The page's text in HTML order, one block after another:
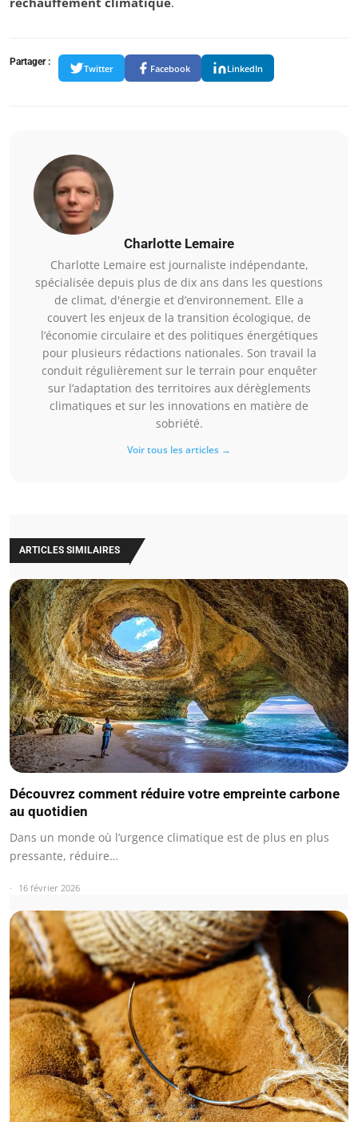
Partager :
Twitter Facebook LinkedIn
Charlotte Lemaire
Charlotte Lemaire est journaliste indépendante,
spécialisée depuis plus de dix ans dans les questions
de climat, d'énergie et d’environnement. Elle a
couvert les enjeux de la transition écologique, de
l’économie circulaire et des politiques énergétiques
pour plusieurs rédactions nationales. Son travail la
conduit régulièrement sur le terrain pour enquêter
sur l’adaptation des territoires aux dérèglements
climatiques et sur les innovations en matière de
sobriété.
Voir tous les articles →
ARTICLES SIMILAIRES
Découvrez comment réduire votre empreinte carbone
au quotidien
Dans un monde où l’urgence climatique est de plus en plus
pressante, réduire…
16 février 2026